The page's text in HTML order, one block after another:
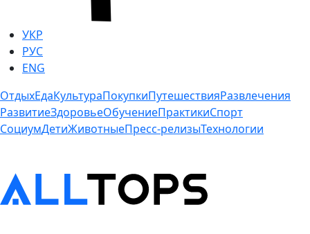
УКР
РУС
ENG
ОтдыхЕдаКультураПокупкиПутешествияРазвлечения
РазвитиеЗдоровьеОбучениеПрактикиСпорт
СоциумДетиЖивотныеПресс-релизыТехнологии